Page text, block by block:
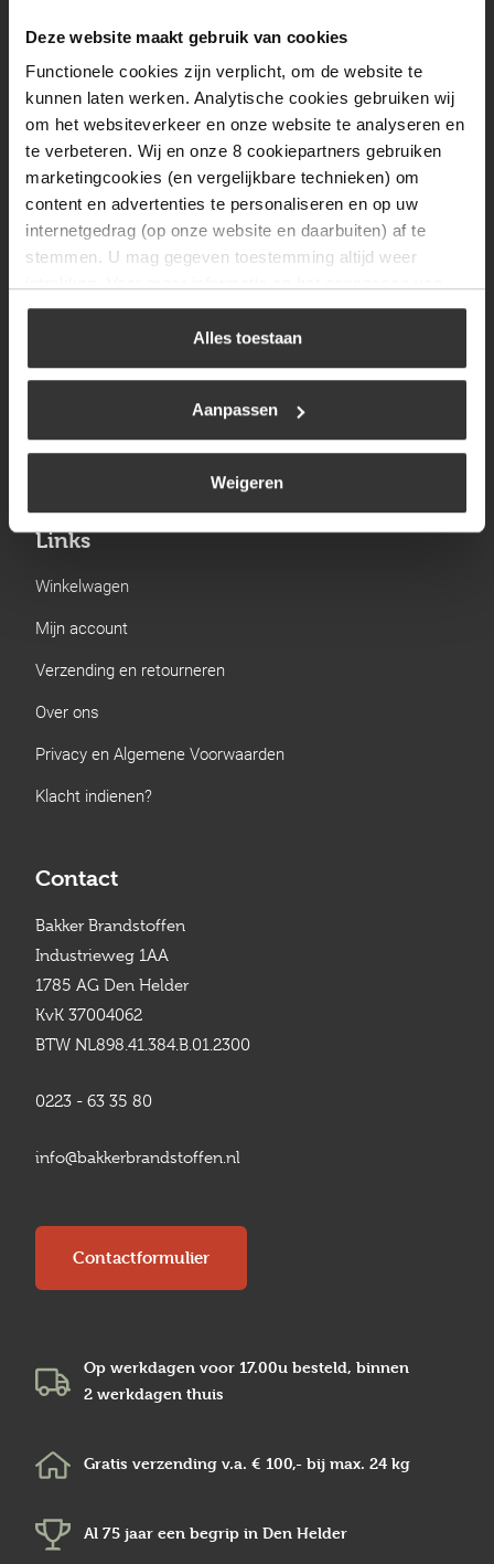
Deze website maakt gebruik van cookies
Functionele cookies zijn verplicht, om de website te
kunnen laten werken. Analytische cookies gebruiken wij
om het websiteverkeer en onze website te analyseren en
te verbeteren. Wij en onze 8 cookiepartners gebruiken
marketingcookies (en vergelijkbare technieken) om
content en advertenties te personaliseren en op uw
internetgedrag (op onze website en daarbuiten) af te
stemmen. U mag gegeven toestemming altijd weer
uw keuze op onze website verwijzen wij u naar ons
Alles toestaan
Aanpassen
Weigeren
08:00 tot 17:00
Vrijdag
08:00 tot 17:00
Zaterdag
09:30 tot 12:00
Zondag
Gesloten
Navigatie
BBQ
Kamperen
Gastechniek
Links
Winkelwagen
Mijn account
Verzending en retourneren
Over ons
Privacy en Algemene Voorwaarden
Klacht indienen?
Contact
Bakker Brandstoffen
Industrieweg 1AA
1785 AG Den Helder
KvK 37004062
BTW NL898.41.384.B.01.2300
0223 - 63 35 80
info@bakkerbrandstoffen.nl
Contactformulier
Op werkdagen voor 17.00u besteld, binnen
2 werkdagen thuis
Gratis verzending v.a. € 100,- bij max. 24 kg
Al 75 jaar een begrip in Den Helder